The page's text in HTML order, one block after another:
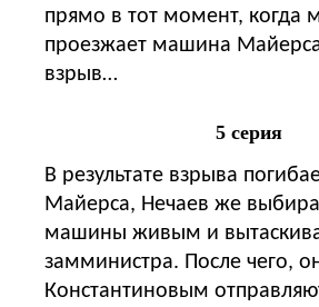
прямо в тот момент, когда
проезжает машина
взрыв…
5 серия
В результате взрыва
Майерса, Нечаев же
машины живым и
замминистра. После чего,
Константиновым